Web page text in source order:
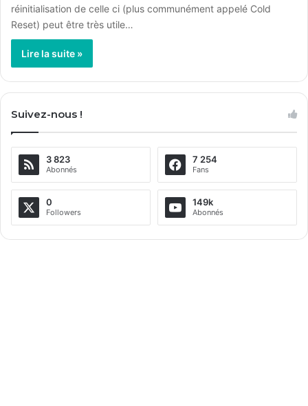
réinitialisation de celle ci (plus communément appelé Cold
Reset) peut être très utile…
Lire la suite »
Suivez-nous !
3 823
Abonnés
7 254
Fans
0
Followers
149k
Abonnés